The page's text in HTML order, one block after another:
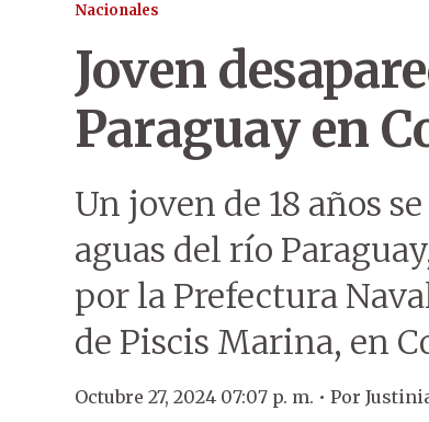
Nacionales
Joven
Paraguay en
Un joven de 18 años
aguas del río
por la Prefectura
de Piscis Marina, en
Octubre 27, 2024 07:07 p. m. • Por